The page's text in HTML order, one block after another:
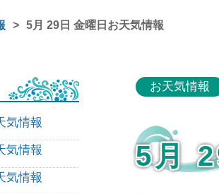
> 5月 29日 金曜日お天気情報
気情報
気情報
気情報
お天気情報
5月